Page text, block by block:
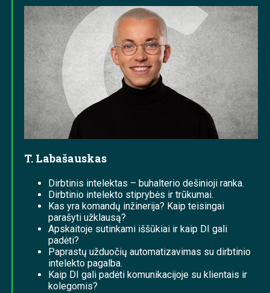
T. Labašauskas
Dirbtinis intelektas – buhalterio dešinioji ranka.
Dirbtinio intelekto stiprybės ir trūkumai.
Kas yra komandų inžinerija? Kaip teisingai
parašyti užklausą?
Apskaitoje sutinkami iššūkiai ir kaip DI gali
padėti?
Paprastų užduočių automatizavimas su dirbtinio
intelekto pagalba.
Kaip DI gali padėti komunikacijoje su klientais ir
kolegomis?